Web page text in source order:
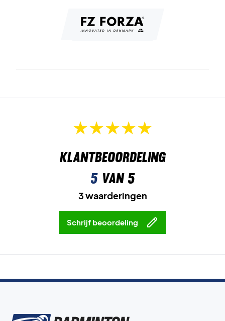
Klantbeoordeling
5van 5
3 waarderingen
Schrijf beoordeling